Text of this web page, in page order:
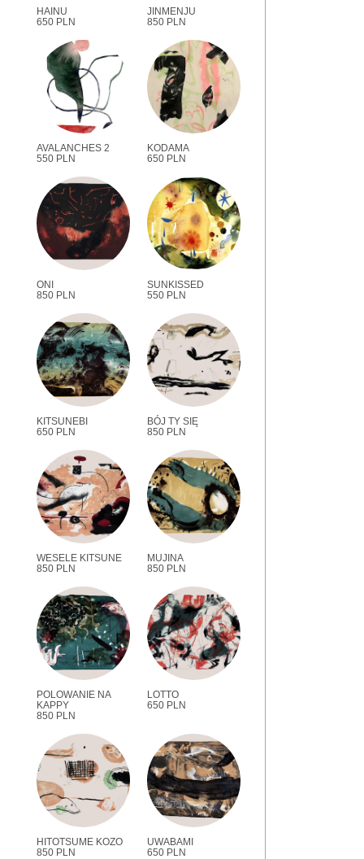
HAINU
650 PLN
JINMENJU
850 PLN
AVALANCHES 2
550 PLN
KODAMA
650 PLN
ONI
850 PLN
SUNKISSED
550 PLN
KITSUNEBI
650 PLN
BÓJ TY SIĘ
850 PLN
WESELE KITSUNE
850 PLN
MUJINA
850 PLN
POLOWANIE NA
KAPPY
850 PLN
LOTTO
650 PLN
HITOTSUME KOZO
850 PLN
UWABAMI
650 PLN